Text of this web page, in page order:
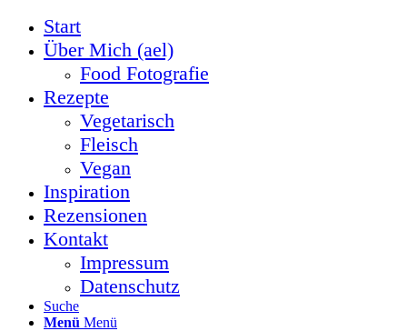
Start
Über Mich (ael)
Food Fotografie
Rezepte
Vegetarisch
Fleisch
Vegan
Inspiration
Rezensionen
Kontakt
Impressum
Datenschutz
Suche
Menü Menü